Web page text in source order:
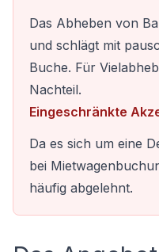
Das Abheben von
und schlägt mit
Buche. Für
Nachteil.
Eingeschränkte
Da es sich um eine
bei
häufig abgelehnt.